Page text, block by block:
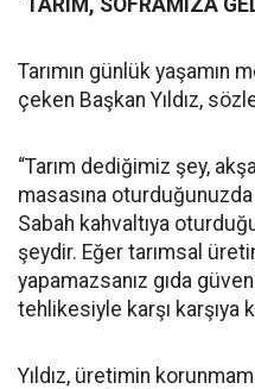
Tarımın günlük yaşamın
çeken Başkan Yıldız,
“Tarım dediğimiz şey,
masasına
Sabah kahvaltıya
şeydir. Eğer tarımsal
yapamazsanız gıda
tehlikesiyle karşı karşıya
Yıldız, üretimin